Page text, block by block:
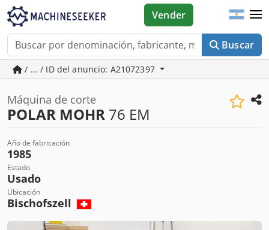
Buscar
Vender
/ ... / ID del anuncio: A21072397
Máquina de corte
POLAR MOHR 76 EM
Año de fabricación
1985
Estado
Usado
Ubicación
Bischofszell